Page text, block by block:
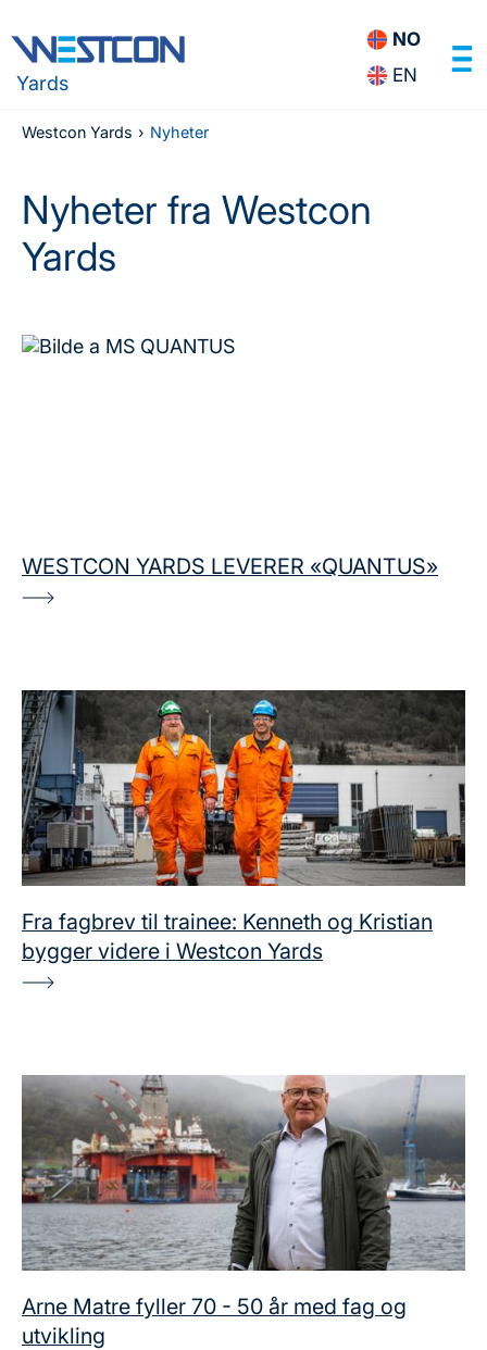
Yards
NO
EN
Westcon Yards › Nyheter
Nyheter fra Westcon
Yards
WESTCON YARDS LEVERER «QUANTUS»
Fra fagbrev til trainee: Kenneth og Kristian
bygger videre i Westcon Yards
Arne Matre fyller 70 - 50 år med fag og
utvikling